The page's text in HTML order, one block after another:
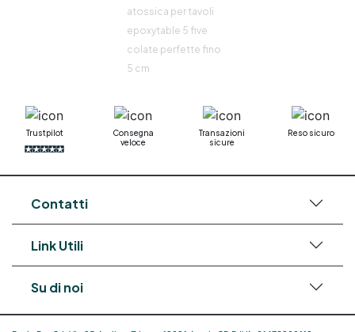
atossica per tavoli
epoxytable 5 five
colate perfette fino
5 cm
Trustpilot
Consegna
veloce
Transazioni
sicure
Reso sicuro
Contatti
Link Utili
Su di noi